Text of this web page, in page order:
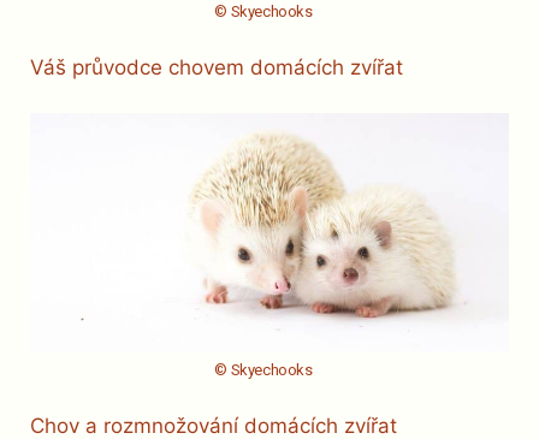
© Skyechooks
Váš průvodce chovem domácích zvířat
© Skyechooks
Chov a rozmnožování domácích zvířat